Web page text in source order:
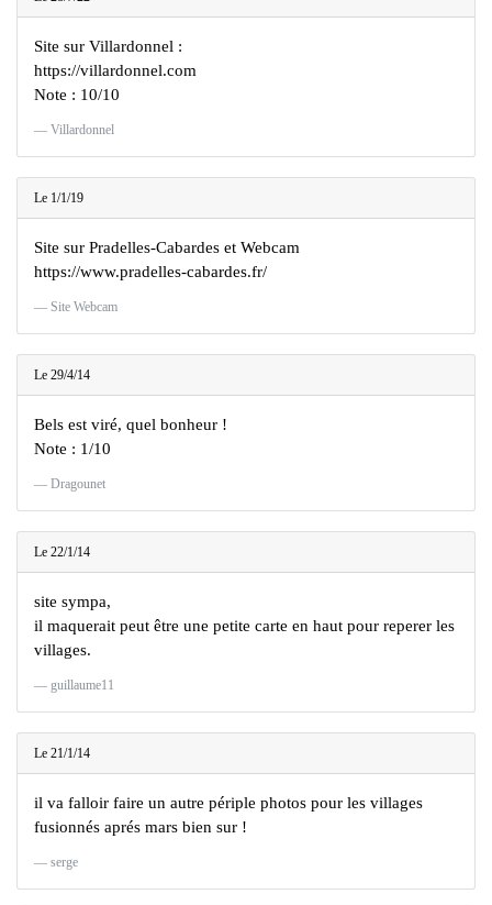
Site sur Villardonnel :
https://villardonnel.com
Note : 10/10
Villardonnel
Le 1/1/19
Site sur Pradelles-Cabardes et Webcam
https://www.pradelles-cabardes.fr/
Site Webcam
Le 29/4/14
Bels est viré, quel bonheur !
Note : 1/10
Dragounet
Le 22/1/14
site sympa,
il maquerait peut être une petite carte en haut pour reperer les
villages.
guillaume11
Le 21/1/14
il va falloir faire un autre périple photos pour les villages
fusionnés aprés mars bien sur !
serge